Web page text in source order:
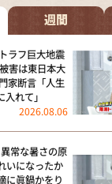
り！シーズン２
ラダ
ライブ 正義のミカタ
タチ～
ゃい！
週間
ラフ巨大地震
害は東日本大
家断言「人生
れて」
2026.08.06
常な暑さの原
いになったか
に眞鍋かをり